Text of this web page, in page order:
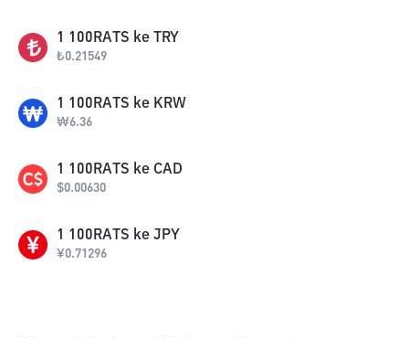
1 100RATS ke TRY
₺0.21549
1 100RATS ke KRW
₩6.36
1 100RATS ke CAD
$0.00630
1 100RATS ke JPY
¥0.71296